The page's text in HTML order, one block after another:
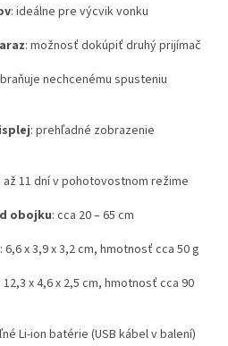
: ideálne pre výcvik vonku
: možnosť dokúpiť druhý prijímač
nechcenému spusteniu
: prehľadné zobrazenie
: až 11 dní v pohotovostnom režime
obojku: cca 20 – 65 cm
: 6,6 x 3,9 x 3,2 cm, hmotnosť cca 50 g
: 12,3 x 4,6 x 2,5 cm, hmotnosť cca 90
Li-ion batérie (USB kábel v balení)